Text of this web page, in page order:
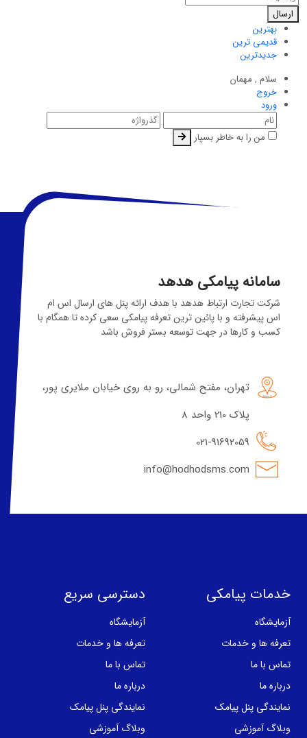
ارسال
بهترین
قدیمی ترین
جدیدترین
سلام , مهمان
خروج
ورود
من را به خاطر بسپار
سامانه پیامکی هدهد
شرکت تجارت ارتباط هدهد با هدف ارائه پنل های ارسال اس ام
اس پیشرفته و با پائین ترین تعرفه پیامکی سعی کرده تا همگام با
کسب و کارها در جهت توسعه بستر فروش باشد
تهران، مفتح شمالی، رو به روی خیابان ملایری پور،
پلاک 210 واحد 8
021-91692059
info@hodhodsms.com
خدمات پیامکی
آزمایشگاه
تعرفه ها و خدمات
تماس با ما
درباره ما
نمایندگی پنل پیامک
وبلاگ آموزشی
دسترسی سریع
آزمایشگاه
تعرفه ها و خدمات
تماس با ما
درباره ما
نمایندگی پنل پیامک
وبلاگ آموزشی